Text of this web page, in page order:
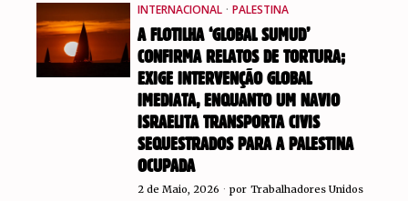
INTERNACIONAL · PALESTINA
A FLOTILHA ‘GLOBAL SUMUD’
CONFIRMA RELATOS DE TORTURA;
EXIGE INTERVENÇÃO GLOBAL
IMEDIATA, ENQUANTO UM NAVIO
ISRAELITA TRANSPORTA CIVIS
SEQUESTRADOS PARA A PALESTINA
OCUPADA
2 de Maio, 2026 por Trabalhadores Unidos